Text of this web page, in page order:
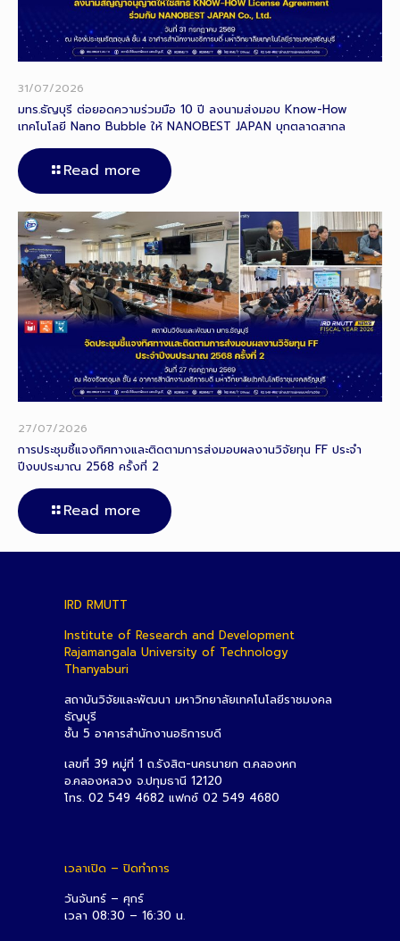
31/07/2026
มทร.ธัญบุรี ต่อยอดความร่วมมือ 10 ปี ลงนามส่งมอบ Know-How
เทคโนโลยี Nano Bubble ให้ NANOBEST JAPAN บุกตลาดสากล
Read more
27/07/2026
การประชุมชี้แจงทิศทางและติดตามการส่งมอบผลงานวิจัยทุน FF ประจำ
ปีงบประมาณ 2568 ครั้งที่ 2
Read more
IRD RMUTT
Institute of Research and Development
Rajamangala University of Technology
Thanyaburi
สถาบันวิจัยและพัฒนา มหาวิทยาลัยเทคโนโลยีราชมงคล
ธัญบุรี
ชั้น 5 อาคารสำนักงานอธิการบดี
เลขที่ 39 หมู่ที่ 1 ถ.รังสิต-นครนายก ต.คลองหก
อ.คลองหลวง จ.ปทุมธานี 12120
โทร. 02 549 4682 แฟกซ์ 02 549 4680
เวลาเปิด – ปิดทำการ
วันจันทร์ – ศุกร์
เวลา 08:30 – 16:30 น.